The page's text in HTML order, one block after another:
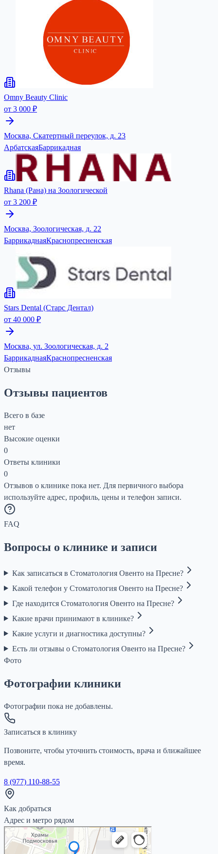
Omny Beauty Clinic
от 3 000 ₽
Москва, Скатертный переулок, д. 23
АрбатскаяБаррикадная
Rhana (Рана) на Зоологической
от 3 200 ₽
Москва, Зоологическая, д. 22
БаррикаднаяКраснопресненская
Stars Dental (Старс Дентал)
от 40 000 ₽
Москва, ул. Зоологическая, д. 2
БаррикаднаяКраснопресненская
Отзывы
Отзывы пациентов
Всего в базе
нет
Высокие оценки
0
Ответы клиники
0
Отзывов о клинике пока нет. Для первичного выбора
используйте адрес, профиль, цены и телефон записи.
FAQ
Вопросы о клинике и записи
Как записаться в Стоматология Овенто на Пресне?
Какой телефон у Стоматология Овенто на Пресне?
Где находится Стоматология Овенто на Пресне?
Какие врачи принимают в клинике?
Какие услуги и диагностика доступны?
Есть ли отзывы о Стоматология Овенто на Пресне?
Фото
Фотографии клиники
Фотографии пока не добавлены.
Записаться в клинику
Позвоните, чтобы уточнить стоимость, врача и ближайшее
время.
8 (977) 110-88-55
Как добраться
Адрес и метро рядом